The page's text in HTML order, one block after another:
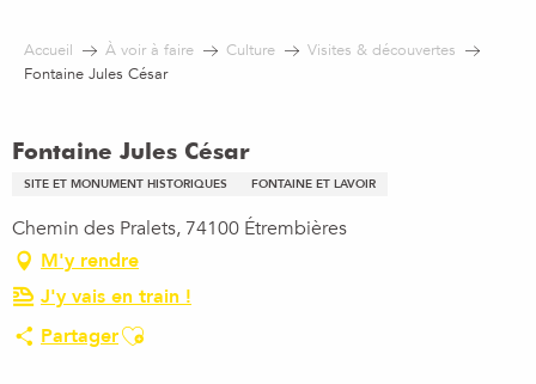
contenu
Accueil À voir à faire Culture
Visites & découvertes
Fontaine Jules César
Fontaine Jules César
SITE ET MONUMENT HISTORIQUES FONTAINE ET LAVOIR
Chemin des Pralets, 74100 Étrembières
M'y rendre
J'y vais en train !
PartagerAjouter aux favoris